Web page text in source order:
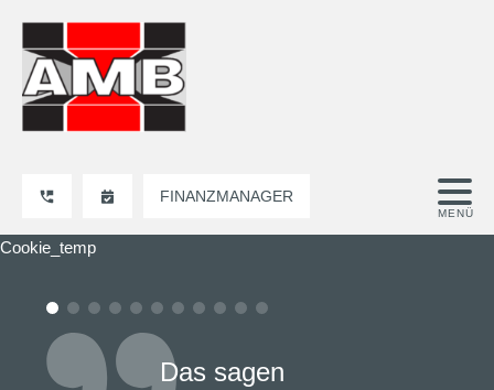
FINANZMANAGER
Cookie_temp
Das sagen